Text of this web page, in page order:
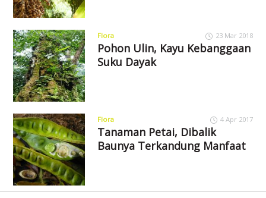
Flora 23 Mar 2018
Pohon Ulin, Kayu Kebanggaan
Suku Dayak
Flora 4 Apr 2017
Tanaman Petai, Dibalik
Baunya Terkandung Manfaat